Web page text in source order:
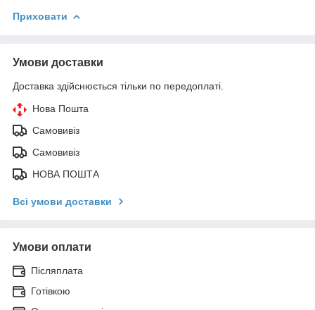
Приховати
Умови доставки
Доставка здійснюється тільки по передоплаті.
Нова Пошта
Самовивіз
Самовивіз
НОВА ПОШТА
Всі умови доставки
Умови оплати
Післяплата
Готівкою